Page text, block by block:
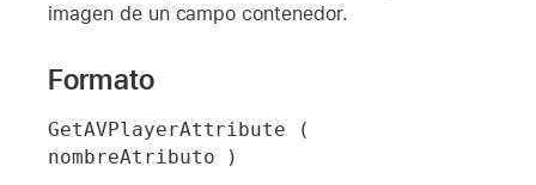
imagen de un campo contenedor.
Formato
GetAVPlayerAttribute (
nombreAtributo )